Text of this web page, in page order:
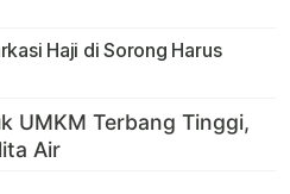
Haji di Sorong Harus